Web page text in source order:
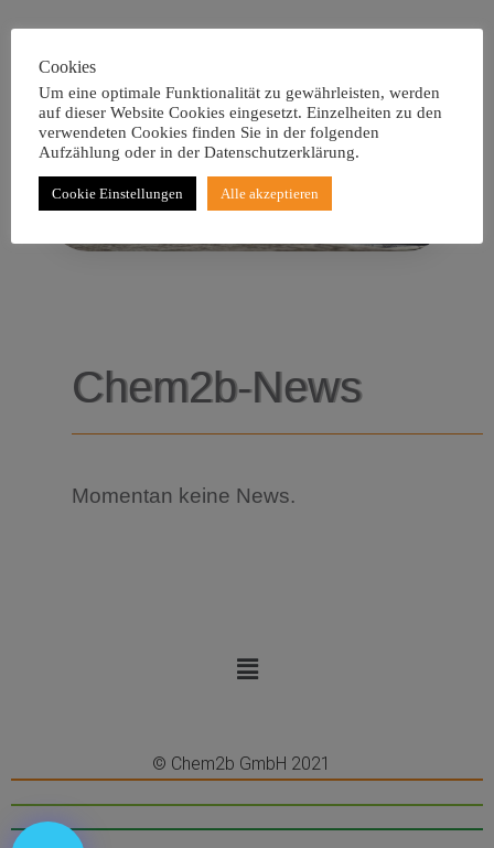
Chem2b-News
Momentan keine News.
© Chem2b GmbH 2021
Cookies
Um eine optimale Funktionalität zu gewährleisten, werden
auf dieser Website Cookies eingesetzt. Einzelheiten zu den
verwendeten Cookies finden Sie in der folgenden
Aufzählung oder in der Datenschutzerklärung.
Cookie Einstellungen Alle akzeptieren